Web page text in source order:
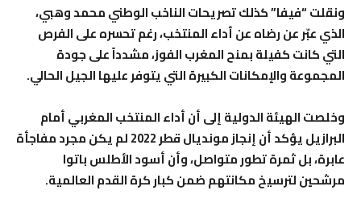
ونقلت “فيفا” كذلك تصريحات الناخب الوطني محمد وهبي،
الذي عبّر عن رضاه عن أداء المنتخب، رغم تحسره على الفرص
التي كانت كفيلة بمنح المغرب الفوز، مشدداً على جودة
المجموعة والإمكانات الكبيرة التي يتوفر عليها الجيل الحالي.
وخلصت الهيئة الدولية إلى أن أداء المنتخب المغربي أمام
البرازيل يؤكد أن إنجاز مونديال قطر 2022 لم يكن مجرد مفاجأة
عابرة، بل ثمرة تطور متواصل، وأن أسود الأطلس باتوا
مرشحين لترسيخ مكانتهم ضمن كبار كرة القدم العالمية.